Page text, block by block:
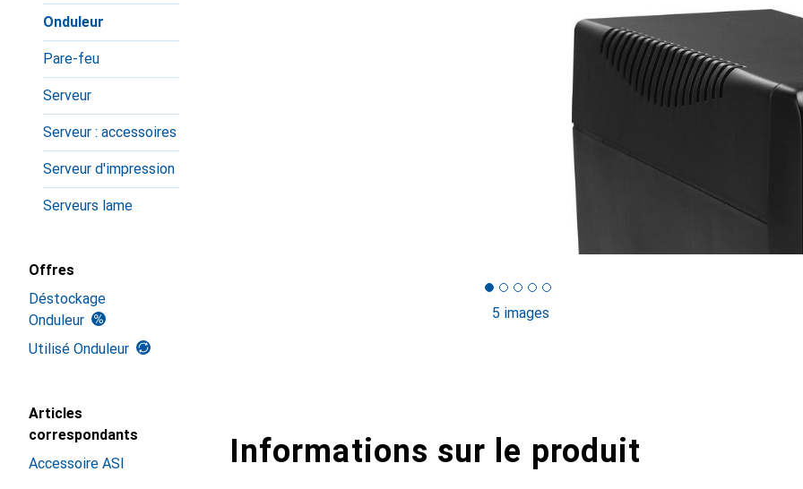
Onduleur
Pare-feu
Serveur
Serveur : accessoires
Serveur d'impression
Serveurs lame
Offres
Déstockage
Onduleur
Utilisé Onduleur
Articles
correspondants
Accessoire ASI
5 images
Informations sur le produit